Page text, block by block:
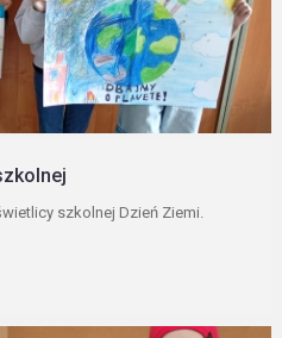
szkolnej Dzień Ziemi.